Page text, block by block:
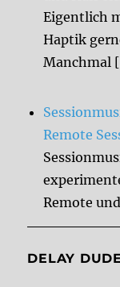
Eigentlich
Haptik
Manchmal
Remote
Remote
DELAY